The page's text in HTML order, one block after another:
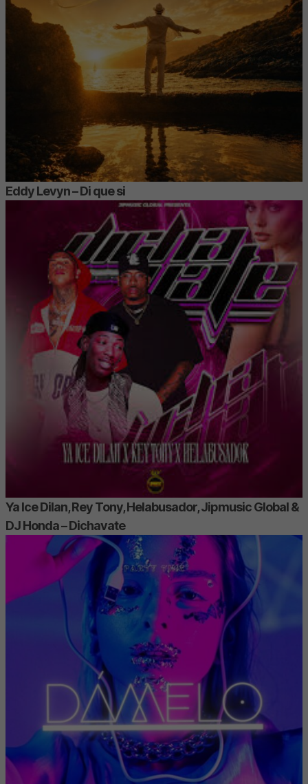
Eddy Levyn – Di que si
Ya Ice Dilan, Rey Tony, Helabusador, Jipmusic Global &
DJ Honda – Dichavate